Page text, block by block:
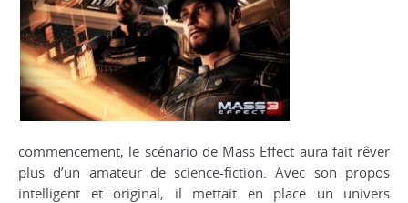
commencement, le scénario de Mass Effect aura fait rêver
plus d’un amateur de science-fiction. Avec son propos
intelligent et original, il mettait en place un univers